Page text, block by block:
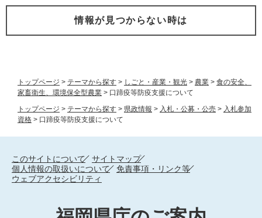
トップページ > テーマから探す > しごと・産業・観光 > 農業 > 食の安全、
家畜衛生、環境保全型農業 > 口蹄疫等防疫支援について
トップページ > テーマから探す > 県政情報 > 入札・公募・公売 > 入札参加
資格 > 口蹄疫等防疫支援について
情報が見つからない時は
このサイトについて
サイトマップ
個人情報の取扱いについて
免責事項・リンク等
ウェブアクセシビリティ